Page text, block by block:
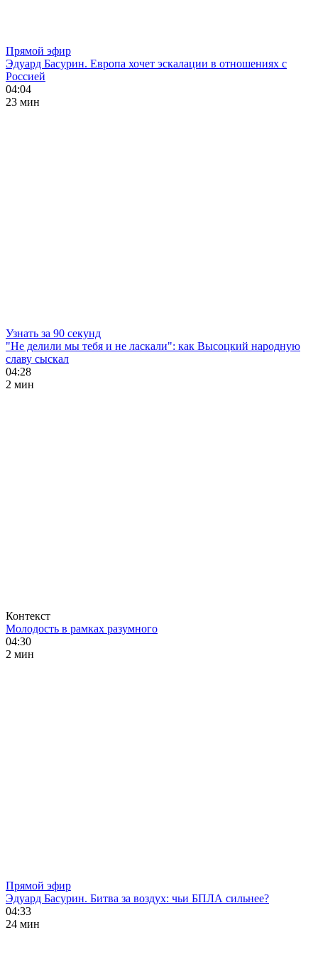
Прямой эфир
Эдуард Басурин. Европа хочет эскалации в отношениях с
Россией
04:04
23 мин
Узнать за 90 секунд
"Не делили мы тебя и не ласкали": как Высоцкий народную
славу сыскал
04:28
2 мин
Контекст
Молодость в рамках разумного
04:30
2 мин
Прямой эфир
Эдуард Басурин. Битва за воздух: чьи БПЛА сильнее?
04:33
24 мин